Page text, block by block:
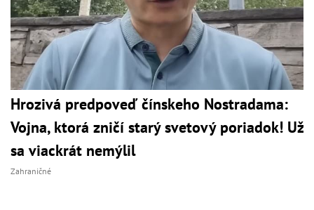
Hrozivá predpoveď čínskeho Nostradama:
Vojna, ktorá zničí starý svetový poriadok! Už
sa viackrát nemýlil
Zahraničné